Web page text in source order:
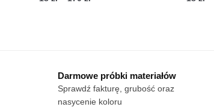
wariantów.
Opcje
Darmowe próbki materiałów
Sprawdź fakturę, grubość oraz
nasycenie koloru